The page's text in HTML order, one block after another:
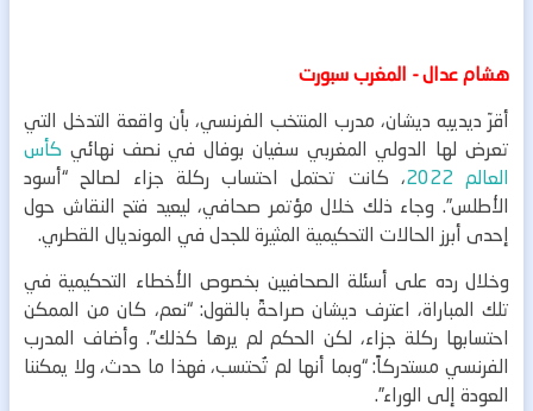
هشام عدال - المغرب سبورت
أقرّ ديدييه ديشان، مدرب المنتخب الفرنسي، بأن واقعة التدخل التي
تعرض لها الدولي المغربي سفيان بوفال في نصف نهائي كأس
العالم 2022
، كانت تحتمل احتساب ركلة جزاء لصالح “أسود
الأطلس”. وجاء ذلك خلال مؤتمر صحافي، ليعيد فتح النقاش حول
إحدى أبرز الحالات التحكيمية المثيرة للجدل في المونديال القطري.
وخلال رده على أسئلة الصحافيين بخصوص الأخطاء التحكيمية في
تلك المباراة، اعترف ديشان صراحةً بالقول: “نعم، كان من الممكن
احتسابها ركلة جزاء، لكن الحكم لم يرها كذلك”. وأضاف المدرب
الفرنسي مستدركاً: “وبما أنها لم تُحتسب، فهذا ما حدث، ولا يمكننا
العودة إلى الوراء”.